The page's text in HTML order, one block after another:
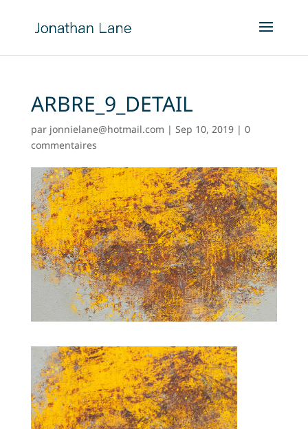
ARBRE_9_DETAIL
par jonnielane@hotmail.com | Sep 10, 2019| 0
commentaires